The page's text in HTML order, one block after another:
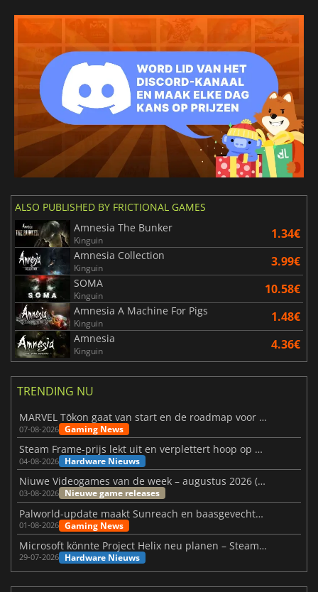
ALSO PUBLISHED BY FRICTIONAL GAMES
Amnesia The Bunker
Kinguin 1.34€
Amnesia Collection
Kinguin 3.99€
SOMA
Kinguin 10.58€
Amnesia A Machine For Pigs
Kinguin 1.48€
Amnesia
Kinguin 4.36€
TRENDING NU
MARVEL Tōkon gaat van start en de roadmap voor jaar 1 is bekendgemaakt
07-08-2026 Gaming News
Steam Frame-prijs lekt uit en verplettert hoop op betaalbare VR
04-08-2026 Hardware Nieuws
Niuwe Videogames van de week – augustus 2026 (week 32)
03-08-2026 Nieuwe game releases
Palworld-update maakt Sunreach en baasgevechten stabieler
01-08-2026 Gaming News
Microsoft könnte Project Helix neu planen – Steam-Support wackelt
29-07-2026 Hardware Nieuws